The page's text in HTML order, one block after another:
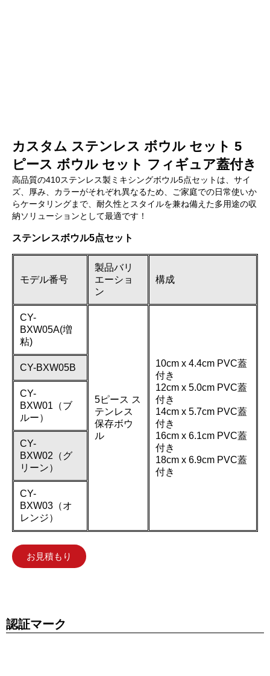
カスタム ステンレス ボウル セット 5
ピース ボウル セット フィギュア蓋付き
高品質の410ステンレス製ミキシングボウル5点セットは、サイ
ズ、厚み、カラーがそれぞれ異なるため、ご家庭での日常使いか
らケータリングまで、耐久性とスタイルを兼ね備えた多用途の収
納ソリューションとして最適です！
ステンレスボウル5点セット
モデル番号
製品バリ
エーショ
ン
構成
CY-
BXW05A(増
粘)
5ピース ス
テンレス
保存ボウ
ル
10cm x 4.4cm PVC蓋
付き
12cm x 5.0cm PVC蓋
付き
14cm x 5.7cm PVC蓋
付き
16cm x 6.1cm PVC蓋
付き
18cm x 6.9cm PVC蓋
付き
CY-BXW05B
CY-
BXW01（ブ
ルー）
CY-
BXW02（グ
リーン）
CY-
BXW03（オ
レンジ）
お見積もり
認証マーク